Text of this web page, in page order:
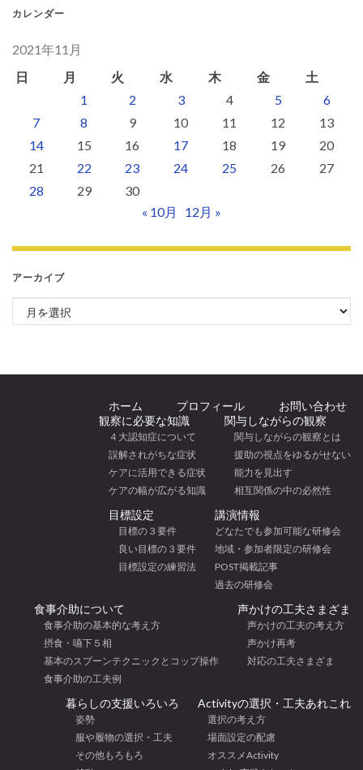
カレンダー
2021年11月
日
月 火 水 木 金
土
1
2 3 4 5
6
7
8 9 10 11 12
13
14
15 16 17 18 19
20
21
22 23 24 25 26
27
28
29
30
« 10月
12月 »
アーカイブ
アーカイブ
ホーム プロフィール
お問い合わせ
観察に必要な知識
４大認知症について
誤解されがちな症状
ケアに活用できる症状
ケアの幅が広がる知識
関与しながらの観察
関与しながらの観察とは
援助の視点をゆるがせない
能力を見出す
相互関係の中の必然性
目標設定
目標の３要件
良い目標の３要件
目標設定の練習法
講演情報
どなたでも参加可能な研修会
地域・参加者限定の研修会
POST掲載記事
過去の研修会
食事介助について
食事介助の基本的な考え方
摂食・嚥下５相
基本のスプーンテクニックとコップ操作
食事介助の工夫例
声かけの工夫さまざま
声かけの工夫の考え方
声かけ再考
対応の工夫さまざま
暮らしの支援いろいろ
姿勢
服や履物の選択・工夫
その他もろもろ
Activityの選択・工夫あれこれ
選択の考え方
場面設定の配慮
オススメActivity